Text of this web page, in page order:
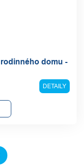
domu -
DETAILY